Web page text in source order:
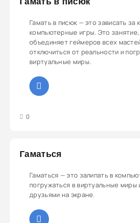
Гамать в писюк — это зависать за
компьютерные игры. Это
объединяет геймеров всех
отключиться от реальности и
виртуальные миры.
0
Гаматься
Гаматься — это залипать в
погружаться в виртуальные миры
друзьями на экране.